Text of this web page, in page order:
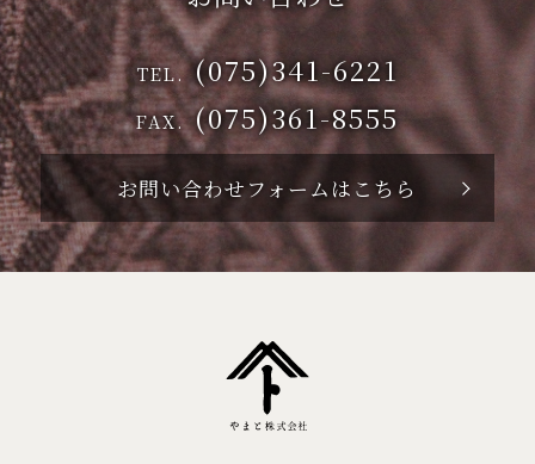
TEL. (075)341-6221
FAX.(075)361-8555
お問い合わせフォームはこちら